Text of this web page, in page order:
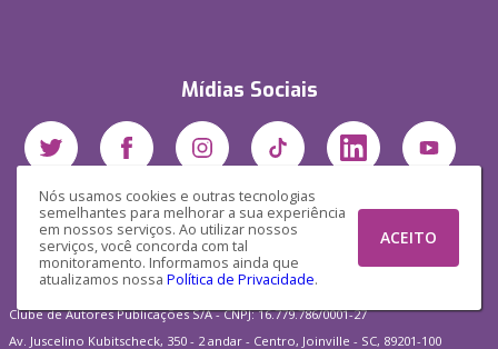
Nós usamos cookies e outras tecnologias
semelhantes para melhorar a sua experiência
em nossos serviços. Ao utilizar nossos
serviços, você concorda com tal
monitoramento. Informamos ainda que
atualizamos nossa Política de Privacidade.
ACEITO
Mídias Sociais
Clube de Autores Publicações S/A - CNPJ: 16.779.786/0001-27
Av. Juscelino Kubitscheck, 350 - 2 andar - Centro, Joinville - SC, 89201-100